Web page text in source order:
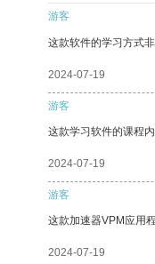
游客
这款软件的学习方式
2024-07-19
游客
这款学习软件的课程
2024-07-19
游客
这款加速器VPM应用
2024-07-19